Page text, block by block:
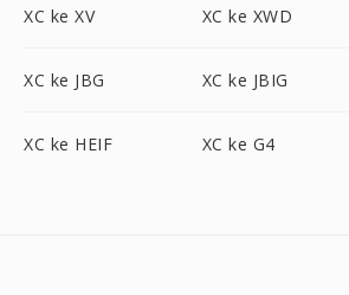
XC ke XV XC ke XWD
XC ke JBG XC ke JBIG
XC ke HEIF XC ke G4